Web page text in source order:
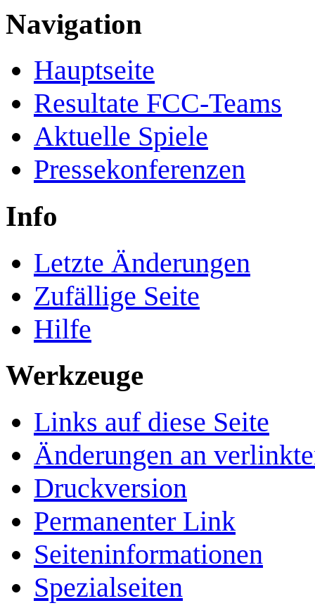
Navigation
Hauptseite
Resultate FCC-Teams
Aktuelle Spiele
Pressekonferenzen
Info
Letzte Änderungen
Zufällige Seite
Hilfe
Werkzeuge
Links auf diese Seite
Änderungen an
Druckversion
Permanenter Link
Seiten­­informationen
Spezialseiten